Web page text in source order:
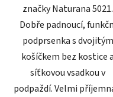
značky Naturana 5021.
Dobře padnoucí,
podprsenka s dvojitým
košíčkem bez kostice a
síťkovou vsadkou v
podpaždí. Velmi